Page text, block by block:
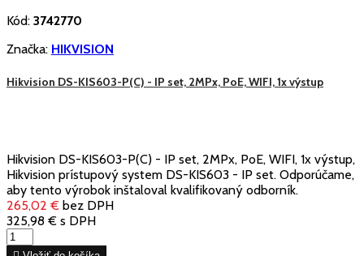
Kód: 3742770
Značka: HIKVISION
Hikvision DS-KIS603-P(C) - IP set, 2MPx, PoE, WIFI, 1x výstup
Hikvision DS-KIS603-P(C) - IP set, 2MPx, PoE, WIFI, 1x výstup,
Hikvision prístupový system DS-KIS603 - IP set. Odporúčame,
aby tento výrobok inštaloval kvalifikovaný odborník.
265,02 € bez DPH
325,98 € s DPH